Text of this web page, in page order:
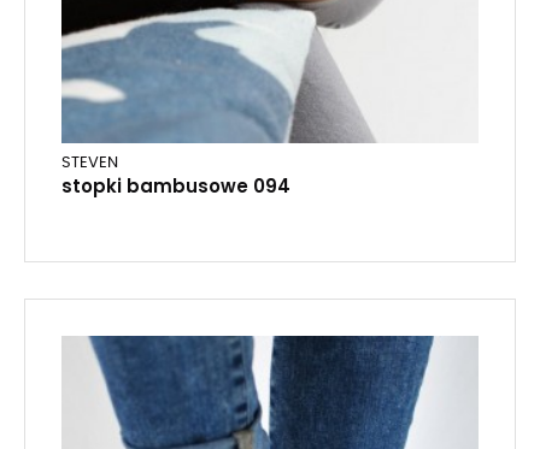
STEVEN
stopki bambusowe 094